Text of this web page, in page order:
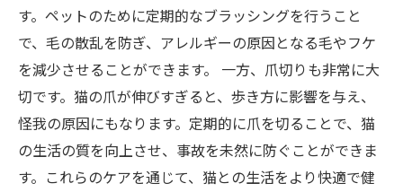
す。ペットのために定期的なブラッシングを行うこと
で、毛の散乱を防ぎ、アレルギーの原因となる毛やフケ
を減少させることができます。 一方、爪切りも非常に大
切です。猫の爪が伸びすぎると、歩き方に影響を与え、
怪我の原因にもなります。定期的に爪を切ることで、猫
の生活の質を向上させ、事故を未然に防ぐことができま
す。これらのケアを通じて、猫との生活をより快適で健